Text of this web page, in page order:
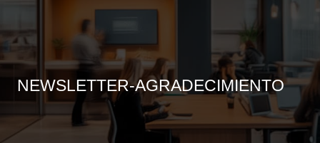
NEWSLETTER-AGRADECIMIENTO